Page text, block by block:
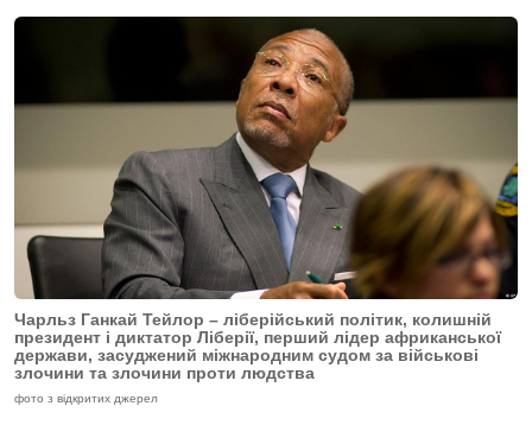
Чарльз Ганкай Тейлор – ліберійський політик, колишній
президент і диктатор Ліберії, перший лідер африканської
держави, засуджений міжнародним судом за військові
злочини та злочини проти людства
фото з відкритих джерел